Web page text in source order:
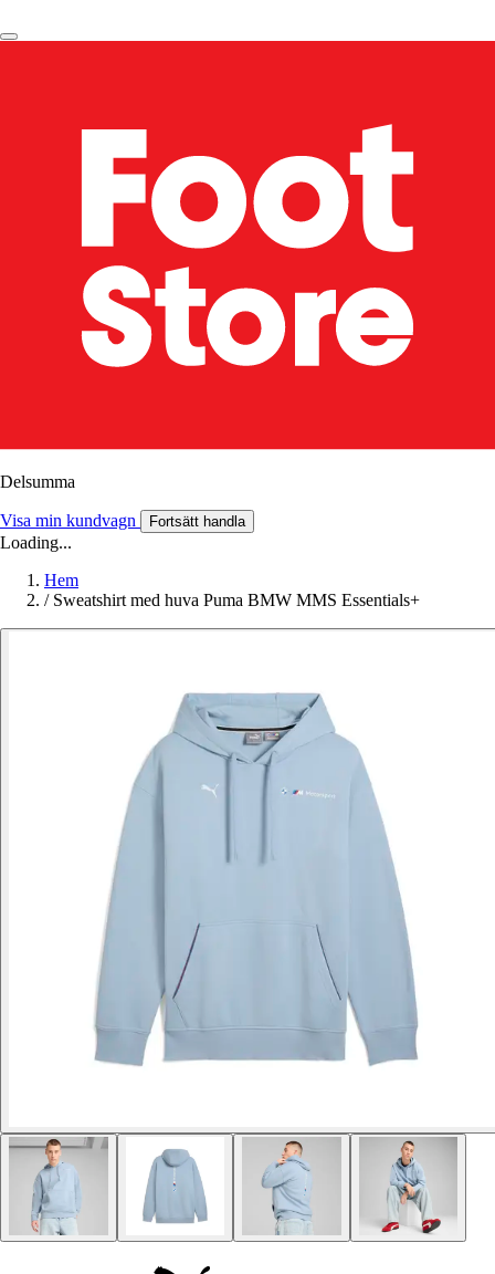
Delsumma
Visa min kundvagn Fortsätt handla
Loading...
Hem
/ Sweatshirt med huva Puma BMW MMS Essentials+